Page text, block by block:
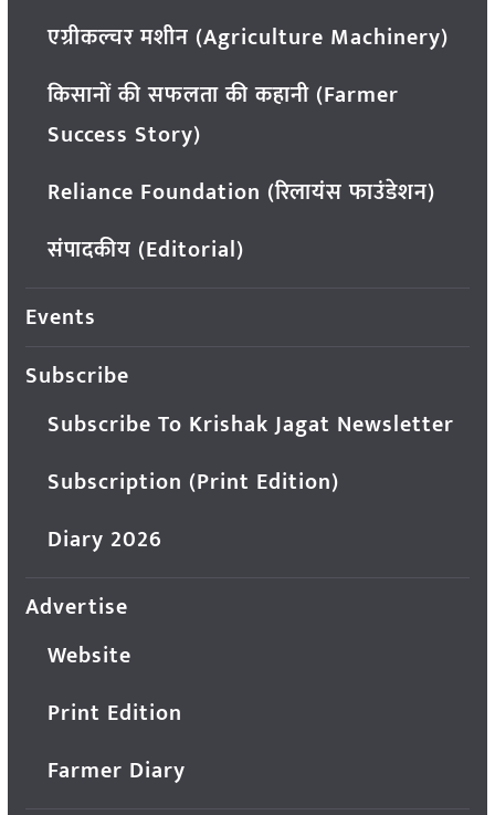
एग्रीकल्चर मशीन (Agriculture Machinery)
किसानों की सफलता की कहानी (Farmer
Success Story)
Reliance Foundation (रिलायंस फाउंडेशन)
संपादकीय (Editorial)
Events
Subscribe
Subscribe To Krishak Jagat Newsletter
Subscription (Print Edition)
Diary 2026
Advertise
Website
Print Edition
Farmer Diary